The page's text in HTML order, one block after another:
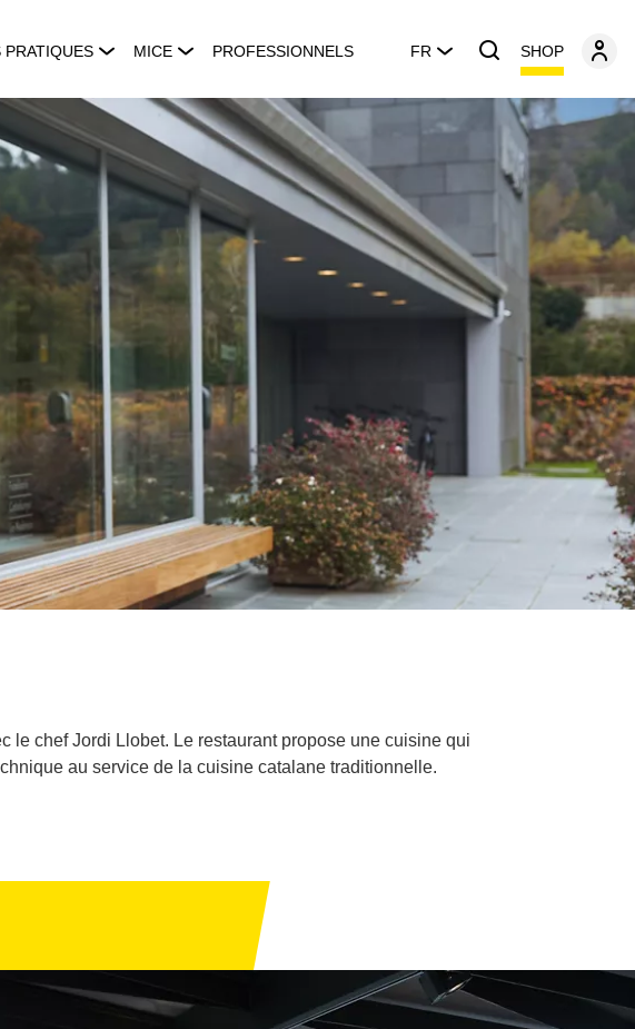
PRATIQUES MICE PROFESSIONNELS FR SHOP
le chef Jordi Llobet. Le restaurant propose une cuisine qui
au service de la cuisine catalane traditionnelle.